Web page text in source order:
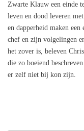
Zwarte Klauw een einde
leven en dood leveren
en dapperheid maken
chef en zijn volgelingen
het zover is, beleven
die zo boeiend
er zelf niet bij kon zijn.